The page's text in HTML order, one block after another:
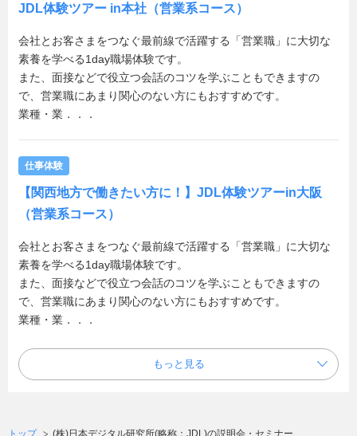
JDL体験ツアー in本社（営業系コース）
会社とお客さまをつなぐ最前線で活躍する「営業職」に大切な
素養を学べる1day職場体験です。
また、面接などで役立つ会話のコツを学ぶこともできますの
で、営業職にあまり関心のない方にもおすすめです。
業種・業．．．
仕事体験
【関西地方で働きたい方に！】JDL体験ツアーin大阪
（営業系コース）
会社とお客さまをつなぐ最前線で活躍する「営業職」に大切な
素養を学べる1day職場体験です。
また、面接などで役立つ会話のコツを学ぶこともできますの
で、営業職にあまり関心のない方にもおすすめです。
業種・業．．．
もっと見る
トップ (株)日本デジタル研究所(略称：JDL)の説明会・セミナー